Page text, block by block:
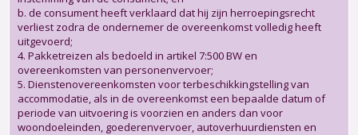
b. de consument heeft verklaard dat hij zijn herroepingsrecht
verliest zodra de ondernemer de overeenkomst volledig heeft
uitgevoerd;
4. Pakketreizen als bedoeld in artikel 7:500 BW en
overeenkomsten van personenvervoer;
5. Dienstenovereenkomsten voor terbeschikkingstelling van
accommodatie, als in de overeenkomst een bepaalde datum of
periode van uitvoering is voorzien en anders dan voor
woondoeleinden, goederenvervoer, autoverhuurdiensten en